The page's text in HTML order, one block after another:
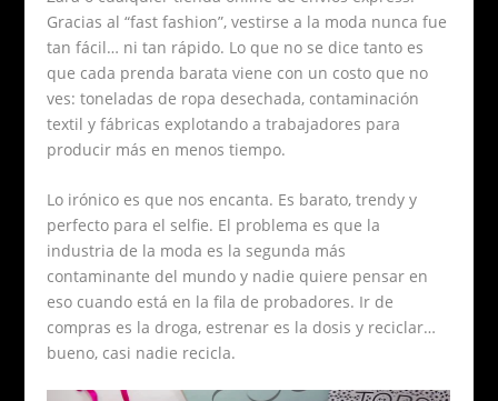
Gracias al “fast fashion”, vestirse a la moda nunca fue
tan fácil… ni tan rápido. Lo que no se dice tanto es
que cada prenda barata viene con un costo que no
ves: toneladas de ropa desechada, contaminación
textil y fábricas explotando a trabajadores para
producir más en menos tiempo.
Lo irónico es que nos encanta. Es barato, trendy y
perfecto para el selfie. El problema es que la
industria de la moda es la segunda más
contaminante del mundo y nadie quiere pensar en
eso cuando está en la fila de probadores. Ir de
compras es la droga, estrenar es la dosis y reciclar…
bueno, casi nadie recicla.